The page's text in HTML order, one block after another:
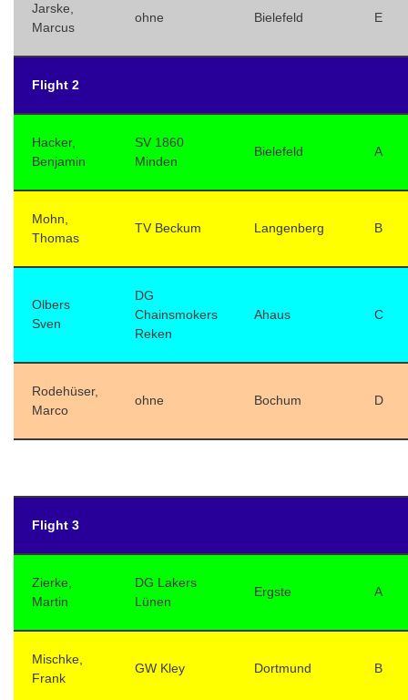
Jarske,
Marcus
ohne Bielefeld E
Flight 2
Hacker,
Benjamin
SV 1860
Minden
Bielefeld A
Mohn,
Thomas
TV Beckum Langenberg B
Olbers
Sven
DG
Chainsmokers
Reken
Ahaus C
Rodehüser,
Marco
ohne Bochum D
Flight 3
Zierke,
Martin
DG Lakers
Lünen
Ergste A
Mischke,
Frank
GW Kley Dortmund B